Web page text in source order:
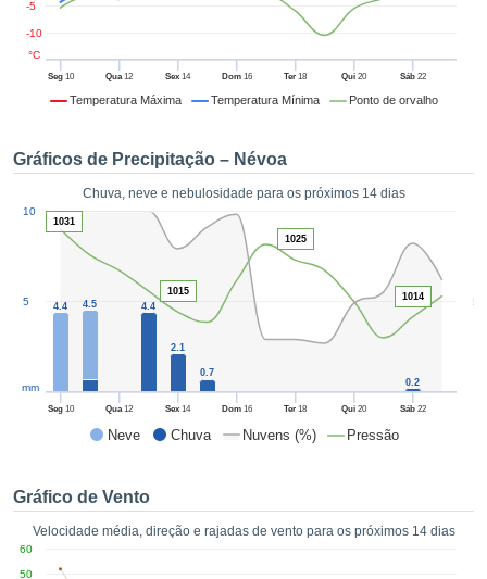
forma
digital
custo.
a
o
no
como
um perfil
ACEITAR
Temperatura Máxima Temperatura Mínima Ponto de orvalho
Seg10 Qua12 Sex 14 Dom16 Ter 18 Qui 20 Sáb22
-10
-5
°C
Gráficos de Precipitação – Névoa
Chuva, neve e nebulosidade para os próximos 14 dias
Neve Chuva Nuvens (%) Pressão
50
Seg10 Qua12 Sex 14 Dom16 Ter 18 Qui 20 Sáb22
5
10
mm
4.5 4.4
2.1
0.7
0.2
4.4
1031
1015
1025
1014
Gráfico de Vento
Velocidade média, direção e rajadas de vento para os próximos 14 dias
50
60